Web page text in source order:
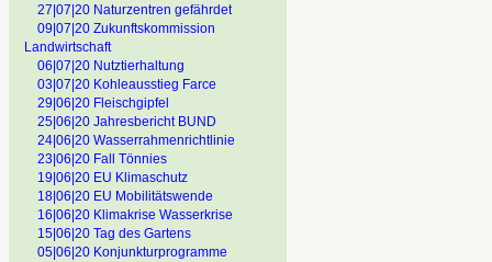
27|07|20 Naturzentren gefährdet
09|07|20 Zukunftskommission
Landwirtschaft
06|07|20 Nutztierhaltung
03|07|20 Kohleausstieg Farce
29|06|20 Fleischgipfel
25|06|20 Jahresbericht BUND
24|06|20 Wasserrahmenrichtlinie
23|06|20 Fall Tönnies
19|06|20 EU Klimaschutz
18|06|20 EU Mobilitätswende
16|06|20 Klimakrise Wasserkrise
15|06|20 Tag des Gartens
05|06|20 Konjunkturprogramme